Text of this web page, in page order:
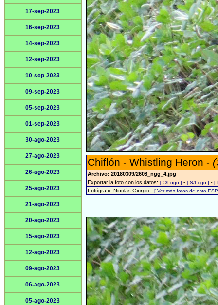
17-sep-2023
16-sep-2023
14-sep-2023
12-sep-2023
10-sep-2023
09-sep-2023
05-sep-2023
01-sep-2023
30-ago-2023
27-ago-2023
26-ago-2023
25-ago-2023
21-ago-2023
20-ago-2023
15-ago-2023
12-ago-2023
09-ago-2023
06-ago-2023
05-ago-2023
Chiflón - Whistling Heron -
Archivo: 20180309/2608_ngg_4.jpg
Exportar la foto con los datos: [ C/Logo ] - [ S/Logo ] - [
Fotógrafo: Nicolás Giorgio - [ Ver más fotos de esta